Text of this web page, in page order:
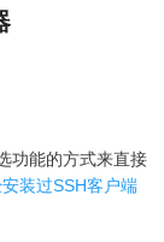
功能的方式来直接
装过SSH客户端